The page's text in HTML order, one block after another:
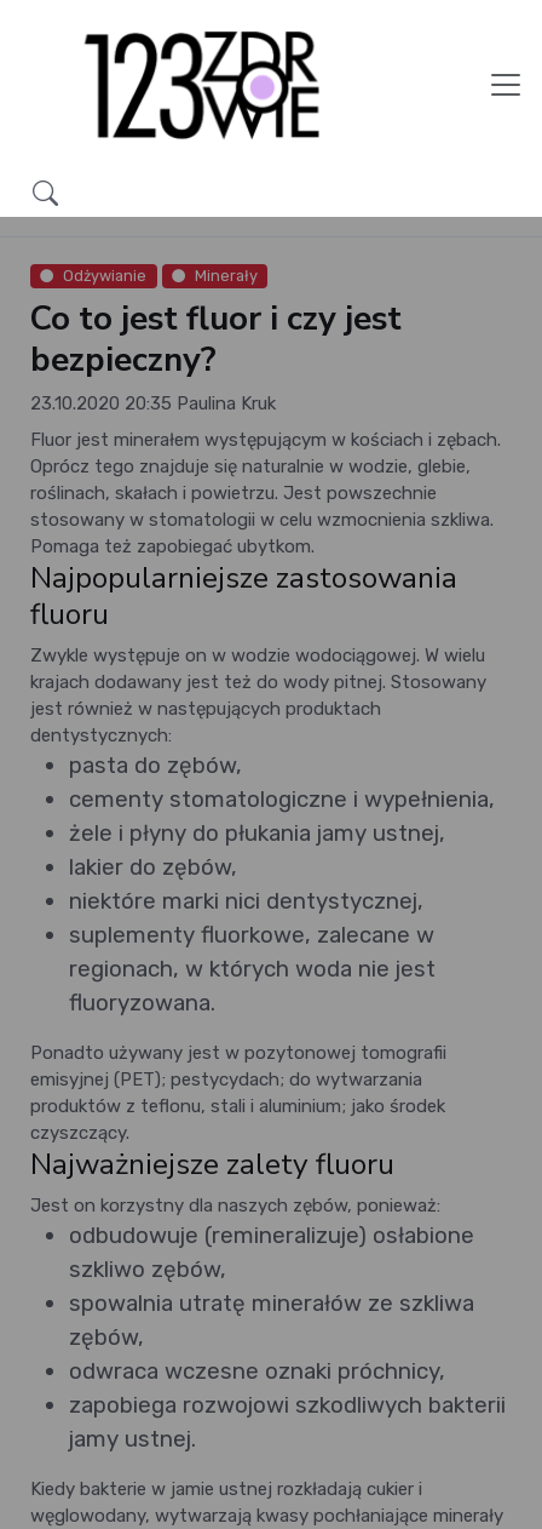
Odżywianie Minerały
Co to jest fluor i czy jest
bezpieczny?
23.10.2020 20:35 Paulina Kruk
Fluor jest minerałem występującym w kościach i zębach.
Oprócz tego znajduje się naturalnie w wodzie, glebie,
roślinach, skałach i powietrzu. Jest powszechnie
stosowany w stomatologii w celu wzmocnienia szkliwa.
Pomaga też zapobiegać ubytkom.
Najpopularniejsze zastosowania
fluoru
Zwykle występuje on w wodzie wodociągowej. W wielu
krajach dodawany jest też do wody pitnej. Stosowany
jest również w następujących produktach
dentystycznych:
pasta do zębów,
cementy stomatologiczne i wypełnienia,
żele i płyny do płukania jamy ustnej,
lakier do zębów,
niektóre marki nici dentystycznej,
suplementy fluorkowe, zalecane w
regionach, w których woda nie jest
fluoryzowana.
Ponadto używany jest w pozytonowej tomografii
emisyjnej (PET); pestycydach; do wytwarzania
produktów z teflonu, stali i aluminium; jako środek
czyszczący.
Najważniejsze zalety fluoru
Jest on korzystny dla naszych zębów, ponieważ:
odbudowuje (remineralizuje) osłabione
szkliwo zębów,
spowalnia utratę minerałów ze szkliwa
zębów,
odwraca wczesne oznaki próchnicy,
zapobiega rozwojowi szkodliwych bakterii
jamy ustnej.
Kiedy bakterie w jamie ustnej rozkładają cukier i
węglowodany, wytwarzają kwasy pochłaniające minerały